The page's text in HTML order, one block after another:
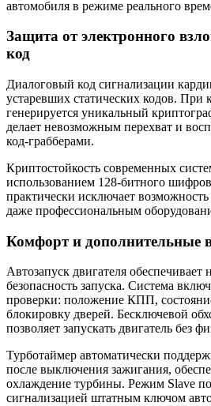
автомобиля в режиме реального
Защита от электронного
код
Диалоговый код сигнализации
устаревших статических кодов. При
генерируется уникальный
делает невозможным перехват и
код-грабберами.
Криптостойкость современных
использованием 128-битного
практически исключает
даже профессиональным
Комфорт и дополнительные
Автозапуск двигателя обеспечивает
безопасность запуска. Система
проверки: положение КПП,
блокировку дверей. Бесключевой
позволяет запускать двигатель без
Турботаймер автоматически
после выключения зажигания,
охлаждение турбины. Режим Slave
сигнализацией штатным ключом